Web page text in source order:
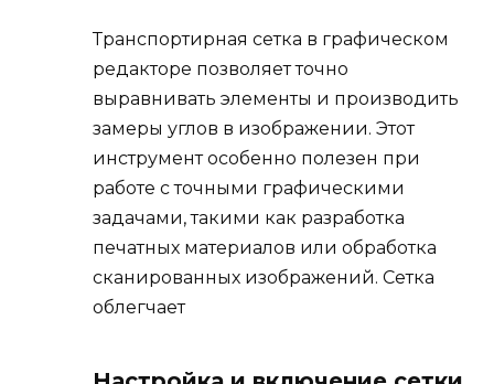
Транспортирная сетка в графическом
редакторе позволяет точно
выравнивать элементы и производить
замеры углов в изображении. Этот
инструмент особенно полезен при
работе с точными графическими
задачами, такими как разработка
печатных материалов или обработка
сканированных изображений. Сетка
облегчает